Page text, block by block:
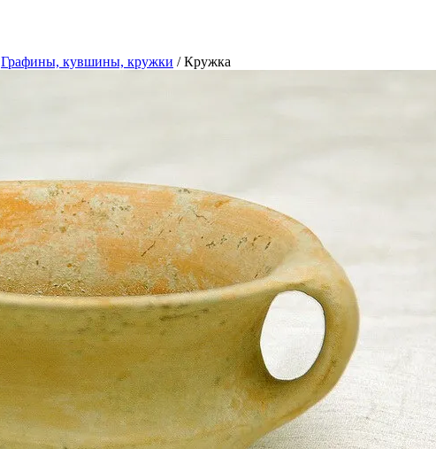
Графины, кувшины, кружки / Кружка